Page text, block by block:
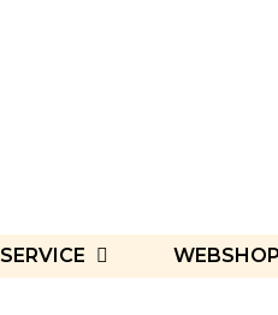
SERVICE WEBSHOP